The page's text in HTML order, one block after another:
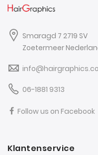
Smaragd 7 2719 SV
Zoetermeer
06-1881 9313
Follow us on Facebook
Klantenservice